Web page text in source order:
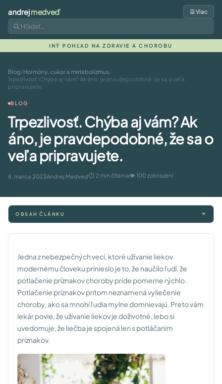
andrejmedveď ☰ Viac
INÝ POHĽAD NA ZDRAVIE A CHOROBU
Blog/Hormóny, cukor a metabolizmus/
Trpezlivosť. Chýba aj vám? Ak áno, je pravdepodobné, že sa o veľa
pripravujete.
BLOG
Trpezlivosť. Chýba aj vám? Ak
áno, je pravdepodobné, že sa o
veľa pripravujete.
8. marca 2023Andrej Medveď⏱ 2 min čítania👁 100 zobrazení
OBSAH ČLÁNKU
Jedna z nebezpečných vecí, ktoré užívanie liekov
modernému človeku prinieslo je to, že naučilo ľudí, že
potlačenie príznakov choroby príde pomerne rýchlo.
Potlačenie príznakov pritom neznamená vyliečenie
choroby, ako sa mnohí ľudia mylne domnievajú. Preto vám
lekár povie, že užívanie liekov je doživotné, lebo si
uvedomuje, že liečba je spojená len s potláčaním
príznakov.